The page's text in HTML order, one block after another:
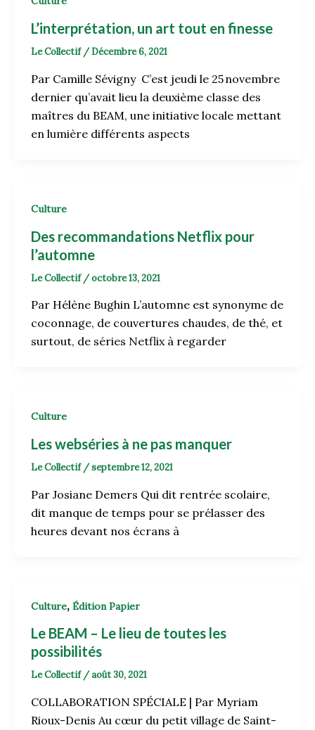
L’interprétation, un art tout en finesse
Le Collectif /Décembre 6, 2021
Par Camille Sévigny C’est jeudi le 25 novembre
dernier qu’avait lieu la deuxième classe des
maîtres du BEAM, une initiative locale mettant
en lumière différents aspects
Culture
Des recommandations Netflix pour
l’automne
Le Collectif /octobre 13, 2021
Par Hélène Bughin L’automne est synonyme de
coconnage, de couvertures chaudes, de thé, et
surtout, de séries Netflix à regarder
Culture
Les webséries à ne pas manquer
Le Collectif /septembre 12, 2021
Par Josiane Demers Qui dit rentrée scolaire,
dit manque de temps pour se prélasser des
heures devant nos écrans à
Culture, Édition Papier
Le BEAM – Le lieu de toutes les
possibilités
Le Collectif /août 30, 2021
COLLABORATION SPÉCIALE | Par Myriam
Rioux-Denis Au cœur du petit village de Saint-